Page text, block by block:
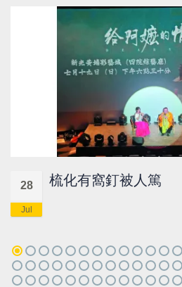
28
Jul
梳化有窩釘被人篤